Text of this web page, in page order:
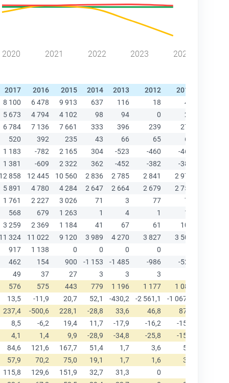
2020 2021 2022 2023 2024
2017 2016 2015 2014 2013 2012 2011